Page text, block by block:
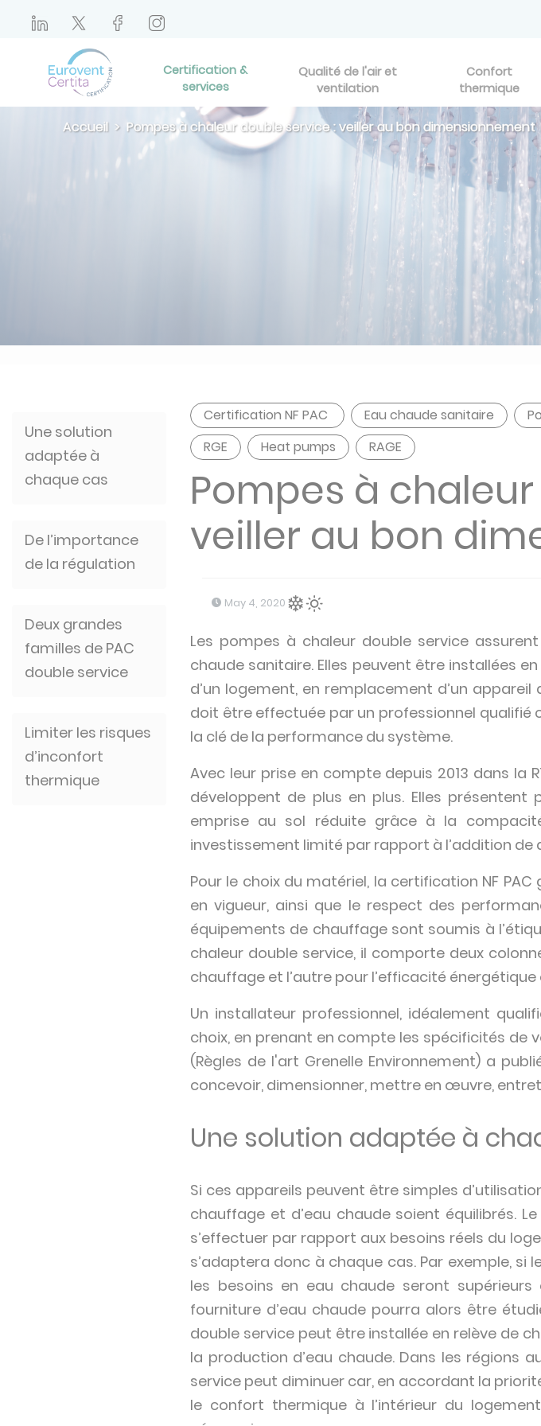
Certification &
services
Qualité de l'air et
ventilation
Confort
thermique
Accueil Pompes à chaleur double service : veiller au bon dimensionnement
Une solution
adaptée à
chaque cas
De l’importance
de la régulation
Deux grandes
familles de PAC
double service
Limiter les risques
d’inconfort
thermique
Certification NF PAC Eau chaude sanitaire
RGE
Heat pumps RAGE
Pompes à
veiller au bon
May 4, 2020
Les pompes à chaleur double service
chaude sanitaire. Elles peuvent être installées
d’un logement, en remplacement d’un
doit être effectuée par un professionnel qualifié
la clé de la performance du système.
Avec leur prise en compte depuis 2013 dans la
développent de plus en plus. Elles
emprise au sol réduite grâce à la
investissement limité par rapport à l’addition
Pour le choix du matériel, la certification NF
en vigueur, ainsi que le respect des
équipements de chauffage sont soumis à
chaleur double service, il comporte deux
chauffage et l’autre pour l’efficacité
Un installateur professionnel, idéalement
choix, en prenant en compte les spécificités de
(Règles de l'art Grenelle Environnement) a
concevoir, dimensionner, mettre en œuvre,
Une solution adaptée à
Si ces appareils peuvent être simples
chauffage et d’eau chaude soient équilibrés.
s’effectuer par rapport aux besoins réels du
s’adaptera donc à chaque cas. Par exemple,
les besoins en eau chaude seront
fourniture d’eau chaude pourra alors être
double service peut être installée en relève de
la production d’eau chaude. Dans les régions
service peut diminuer car, en accordant la
le confort thermique à l’intérieur du